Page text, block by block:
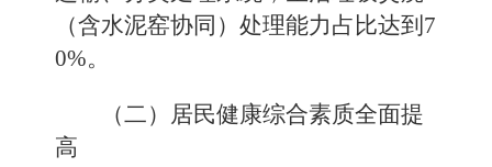
（含水泥窑协同）处理能力占比达到7
0%。
（二）居民健康综合素质全面提
高